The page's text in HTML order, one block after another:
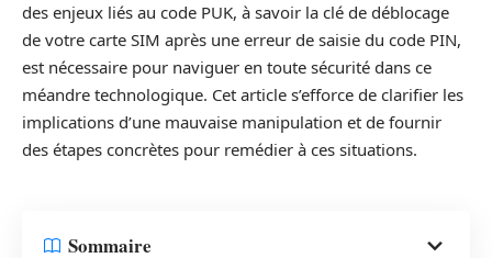
des enjeux liés au code PUK, à savoir la clé de déblocage
de votre carte SIM après une erreur de saisie du code PIN,
est nécessaire pour naviguer en toute sécurité dans ce
méandre technologique. Cet article s’efforce de clarifier les
implications d’une mauvaise manipulation et de fournir
des étapes concrètes pour remédier à ces situations.
Sommaire